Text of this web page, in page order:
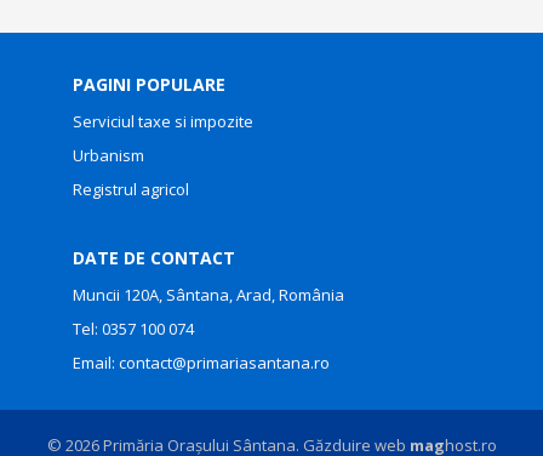
PAGINI POPULARE
Serviciul taxe si impozite
Urbanism
Registrul agricol
DATE DE CONTACT
Muncii 120A, Sântana, Arad, România
Tel: 0357 100 074
Email: contact@primariasantana.ro
© 2026 Primăria Orașului Sântana. Găzduire web maghost.ro